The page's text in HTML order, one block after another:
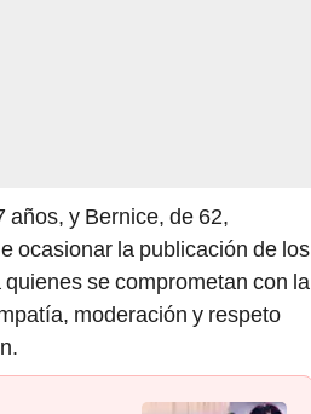
años, y Bernice, de 62,
ocasionar la publicación de los
se comprometan con la
moderación y respeto